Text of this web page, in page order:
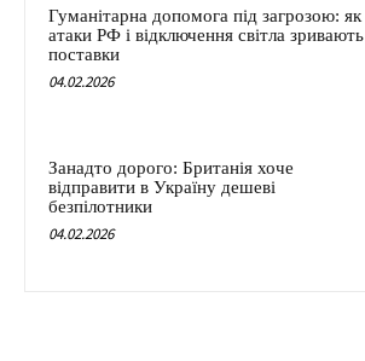
Гуманітарна допомога під загрозою: як
атаки РФ і відключення світла зривають
поставки
04.02.2026
Занадто дорого: Британія хоче
відправити в Україну дешеві
безпілотники
04.02.2026